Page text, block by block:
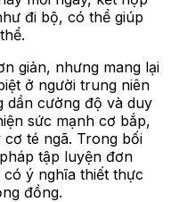
đi bộ, có thể giúp
giản, nhưng mang lại
ở người trung niên
dần cường độ và duy
sức mạnh cơ bắp,
té ngã. Trong bối
tập luyện đơn
ý nghĩa thiết thực
đồng.